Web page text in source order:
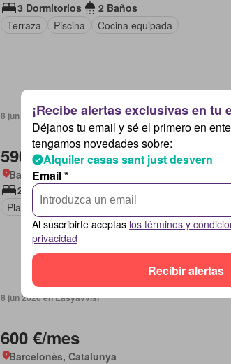
3 Dormitorios
2 Baños
Terraza
Piscina Cocina equipada
8 jun 2026 en Easyavvisi
590 €/mes
Barcelonès, Catalunya
2 Dormitorios
Plaza aparcamiento
Trastero
8 jun 2026 en Easyavvisi
600 €/mes
Barcelonès, Catalunya
Déjanos tu email y sé el primero en
tengamos novedades sobre:
Alquiler casas sant just desvern
Email *
Al suscribirte aceptas los términos y
privacidad
Recibir alertas